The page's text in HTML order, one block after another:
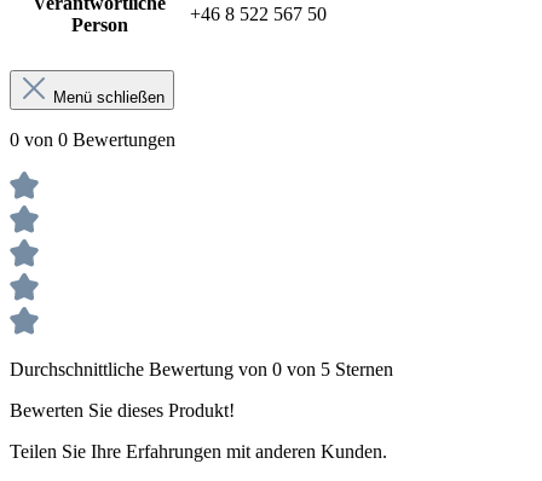
Person
+46 8 522 567 50
Menü schließen
0 von 0 Bewertungen
Durchschnittliche Bewertung von 0 von 5 Sternen
Bewerten Sie dieses Produkt!
Teilen Sie Ihre Erfahrungen mit anderen Kunden.